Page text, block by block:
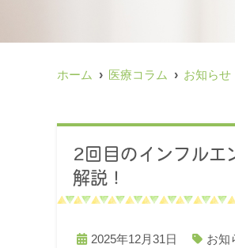
ホーム 医療コラム お知らせ
2回目のインフルエ
解説！
2025年12月31日 お知